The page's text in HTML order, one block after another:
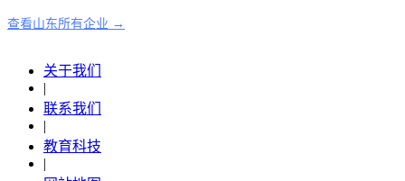
查看山东所有企业 →
关于我们
|
联系我们
|
教育科技
|